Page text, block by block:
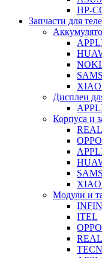
HP-
Запчасти для
Дисплеи
Корпуса и
OPPO
Модули и
ITEL
OPPO